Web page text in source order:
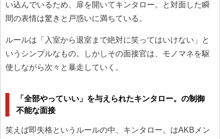
い込んでいるため、扉を開いてキンタロー。と対面した瞬
間の表情は驚きと戸惑いに満ちている。
ルールは「入室から退室まで絶対に笑ってはいけない」と
いうシンプルなもの。しかしその面接官は、モノマネを駆
使しながら次々と暴走していく。
「全部やっていい」を与えられたキンタロー。の制御
不能な面接
笑えば即失格というルールの中、キンタロー。はAKBメン